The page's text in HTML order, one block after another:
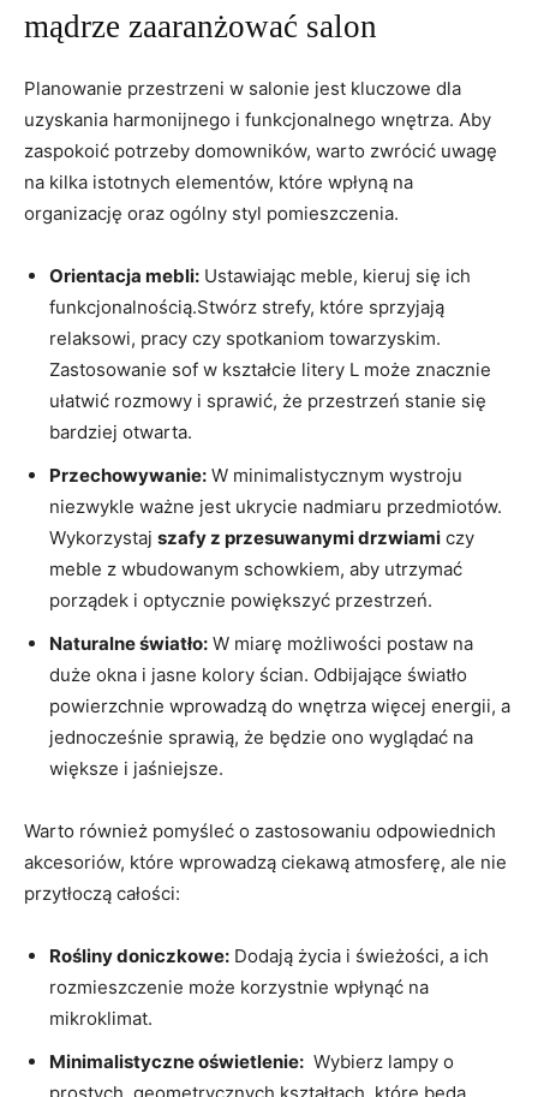
mądrze zaaranżować salon
Planowanie przestrzeni w salonie jest kluczowe dla
uzyskania harmonijnego i funkcjonalnego wnętrza. ⁤Aby
zaspokoić ⁢potrzeby domowników, warto ​zwrócić uwagę
na kilka istotnych elementów, ⁤które wpłyną na
organizację oraz ogólny​ styl pomieszczenia.
Orientacja mebli: Ustawiając⁤ meble, kieruj się ⁤ich‌
funkcjonalnością.Stwórz strefy, ⁤które sprzyjają
relaksowi, pracy ‌czy spotkaniom towarzyskim.
Zastosowanie sof w kształcie​ litery L‌ może znacznie
ułatwić rozmowy ⁣i sprawić, że przestrzeń stanie się
bardziej otwarta.
Przechowywanie: W minimalistycznym wystroju
niezwykle ważne⁣ jest ukrycie ​nadmiaru przedmiotów.‌
Wykorzystaj szafy z przesuwanymi drzwiami czy
meble z wbudowanym schowkiem, ⁣aby utrzymać
porządek i optycznie powiększyć przestrzeń.
Naturalne ⁤światło: W miarę możliwości postaw na
duże okna i jasne kolory ścian. Odbijające ⁣światło
powierzchnie wprowadzą do wnętrza ‌więcej energii, a
jednocześnie⁣ sprawią, że będzie⁣ ono ‌wyglądać na
większe i ​jaśniejsze.
Warto również pomyśleć o zastosowaniu ⁢odpowiednich
akcesoriów, ‍które wprowadzą ⁤ciekawą atmosferę,​ ale nie
przytłoczą całości:
Rośliny doniczkowe: Dodają życia i⁢ świeżości, a‌ ich
rozmieszczenie może korzystnie wpłynąć na‌
mikroklimat.
Minimalistyczne oświetlenie: ⁤ Wybierz lampy⁣ o